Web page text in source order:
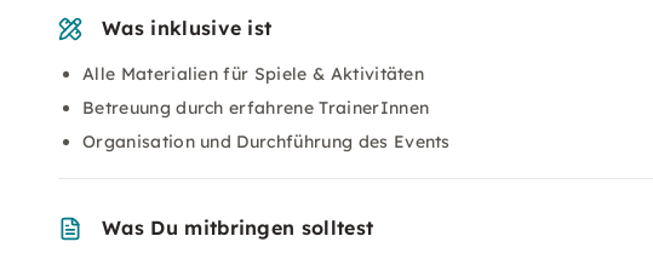
Was inklusive ist
Alle Materialien für Spiele & Aktivitäten
Betreuung durch erfahrene TrainerInnen
Organisation und Durchführung des Events
Was Du mitbringen solltest